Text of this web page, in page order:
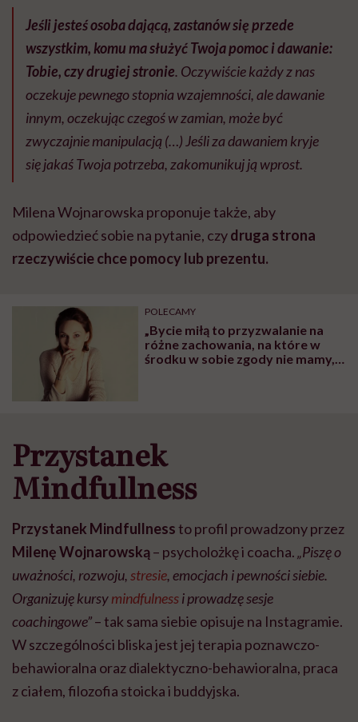
Jeśli jesteś osoba dającą, zastanów się przede
wszystkim, komu ma służyć Twoja pomoc i dawanie:
Tobie, czy drugiej stronie. Oczywiście każdy z nas
oczekuje pewnego stopnia wzajemności, ale dawanie
innym, oczekując czegoś w zamian, może być
zwyczajnie manipulacją (…) Jeśli za dawaniem kryje
się jakaś Twoja potrzeba, zakomunikuj ją wprost.
Milena Wojnarowska proponuje także, aby
odpowiedzieć sobie na pytanie, czydruga strona
rzeczywiście chce pomocy lub prezentu.
POLECAMY
„Bycie miłą to przyzwalanie na
różne zachowania, na które w
środku w sobie zgody nie mamy,
Przystanek
Mindfullness
Przystanek Mindfullnessto profil prowadzony przez
Milenę Wojnarowską– psycholożkę i coacha.„Piszę o
uważności, rozwoju,stresie, emocjach i pewności siebie.
Organizuję kursymindfulnessi prowadzę sesje
coachingowe”– tak sama siebie opisuje na Instagramie.
W szczególności bliska jest jej terapia poznawczo-
behawioralna oraz dialektyczno-behawioralna, praca
z ciałem, filozofia stoicka i buddyjska.